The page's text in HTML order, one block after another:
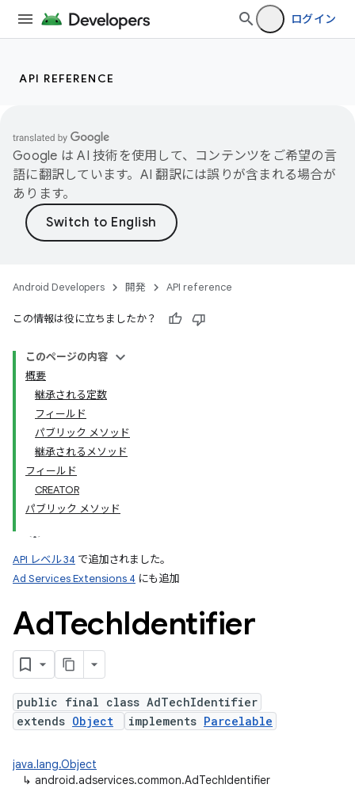
ログイン
API REFERENCE
Google は AI 技術を使用して、コンテンツをご希望の言
語に翻訳しています。AI 翻訳には誤りが含まれる場合が
あります。
Android Developers 開発 API reference
この情報は役に立ちましたか？
このページの内容
概要
継承される定数
フィールド
パブリック メソッド
継承されるメソッド
フィールド
CREATOR
パブリック メソッド
API レベル 34 で追加されました。
Ad Services Extensions 4 にも追加
AdTechIdentifier
public final class AdTechIdentifier
extends Object implements Parcelable
java.lang.Object
↳ android.adservices.common.AdTechIdentifier